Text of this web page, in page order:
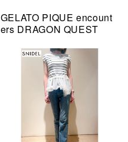
GELATO PIQUE encount
ers DRAGON QUEST